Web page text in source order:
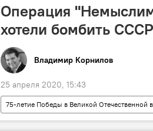
Операция
хотели бомбить
Владимир Корнилов
25 апреля 2020, 15:43
75-летие Победы в Великой Отечественной